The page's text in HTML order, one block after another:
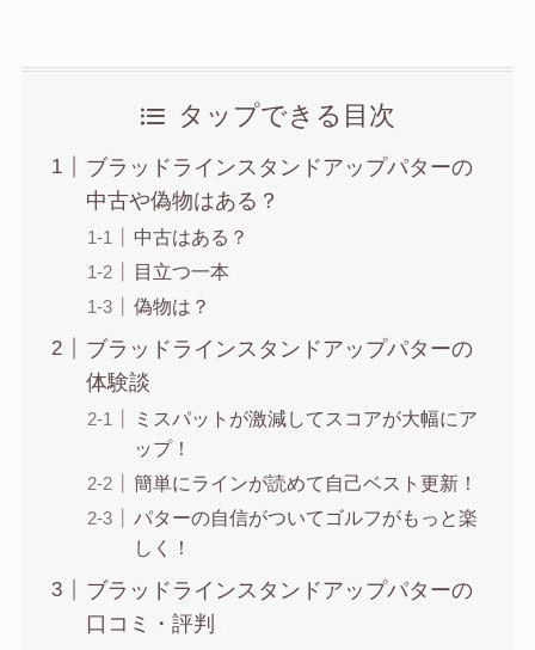
タップできる目次
ブラッドラインスタンドアップパターの
中古や偽物はある？
中古はある？
目立つ一本
偽物は？
ブラッドラインスタンドアップパターの
体験談
ミスパットが激減してスコアが大幅にア
ップ！
簡単にラインが読めて自己ベスト更新！
パターの自信がついてゴルフがもっと楽
しく！
ブラッドラインスタンドアップパターの
口コミ・評判